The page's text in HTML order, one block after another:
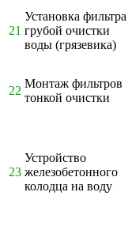
21
Установка фильтра
грубой очистки
воды (грязевика)
22
Монтаж фильтров
тонкой очистки
23
Устройство
железобетонного
колодца на воду